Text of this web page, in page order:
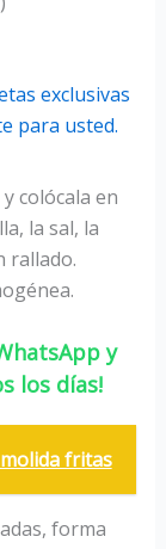
exclusivas
para usted.
colócala en
la sal, la
rallado.
y
los días!
fritas
forma